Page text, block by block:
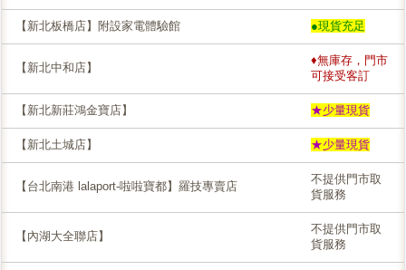
【新北板橋店】附設家電體驗館 ●現貨充足
【新北中和店】
♦無庫存，門市
可接受客訂
【新北新莊鴻金寶店】 ★少量現貨
【新北土城店】 ★少量現貨
【台北南港 lalaport-啦啦寶都】羅技專賣店
不提供門市取
貨服務
【內湖大全聯店】
不提供門市取
貨服務